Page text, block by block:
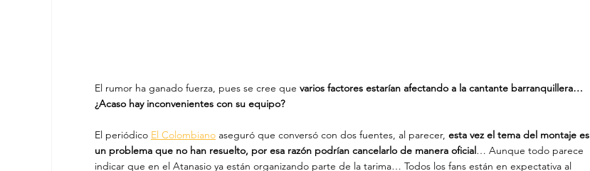
El rumor ha ganado fuerza, pues se cree que varios factores estarían afectando a la cantante barranquillera…
¿Acaso hay inconvenientes con su equipo?
El periódico El Colombiano aseguró que conversó con dos fuentes, al parecer, esta vez el tema del montaje es
un problema que no han resuelto, por esa razón podrían cancelarlo de manera oficial… Aunque todo parece
indicar que en el Atanasio ya están organizando parte de la tarima… Todos los fans están en expectativa al